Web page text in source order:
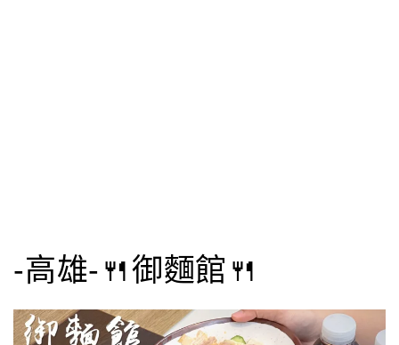
-高雄-🍴御麵館🍴